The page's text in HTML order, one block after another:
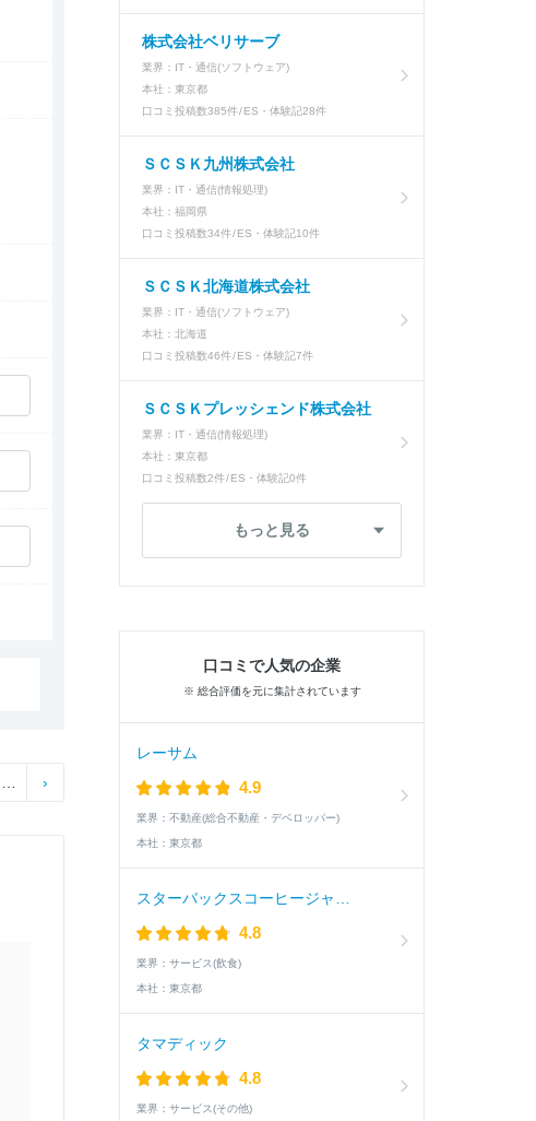
›
株式会社ベリサーブ
業界： IT・通信(ソフトウェア)
本社： 東京都
口コミ投稿数385件 ES・体験記28件
ＳＣＳＫ九州株式会社
業界： IT・通信(情報処理)
本社： 福岡県
口コミ投稿数34件 ES・体験記10件
ＳＣＳＫ北海道株式会社
業界： IT・通信(ソフトウェア)
本社： 北海道
口コミ投稿数46件 ES・体験記7件
ＳＣＳＫプレッシェンド株式会社
業界： IT・通信(情報処理)
本社： 東京都
口コミ投稿数2件 ES・体験記0件
もっと見る
口コミで人気の企業
※ 総合評価を元に集計されています
レーサム
4.9
業界： 不動産(総合不動産・デベロッパー)
本社： 東京都
4.8
業界： サービス(飲食)
本社： 東京都
タマディック
4.8
業界： サービス(その他)